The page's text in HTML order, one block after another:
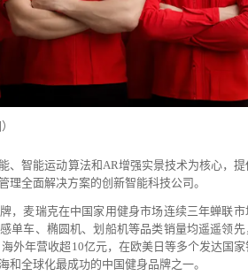
、智能运动算法和AR增强实景技术为核心，提
理全面解决方案的创新智能科技公司。
，麦瑞克在中国家用健身市场连续三年蝉联市
单车、椭圆机、划船机等品类销量均遥遥领先
外年营收超10亿元，在欧美日等多个发达国家
和全球化最成功的中国健身品牌之一。